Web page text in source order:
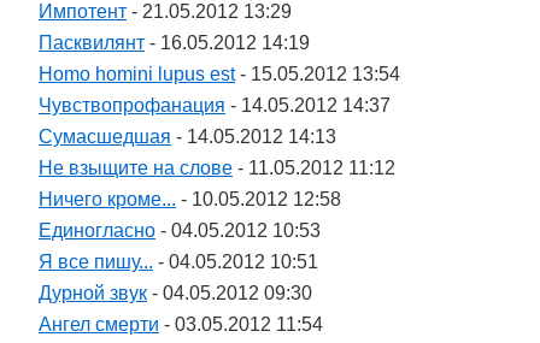
Импотент - 21.05.2012 13:29
Пасквилянт - 16.05.2012 14:19
Homo homini lupus est- 15.05.2012 13:54
Чувствопрофанация - 14.05.2012 14:37
Сумасшедшая - 14.05.2012 14:13
Не взыщите на слове - 11.05.2012 11:12
Ничего кроме... - 10.05.2012 12:58
Единогласно - 04.05.2012 10:53
Я все пишу... - 04.05.2012 10:51
Дурной звук - 04.05.2012 09:30
Ангел смерти - 03.05.2012 11:54